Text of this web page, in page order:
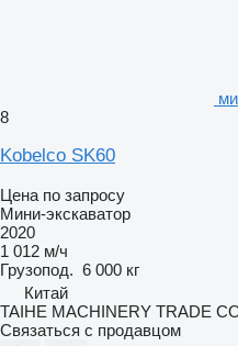
8
Kobelco SK60
Цена по запросу
Мини-экскаватор
2020
1 012 м/ч
Грузопод. 6 000 кг
Китай
TAIHE MACHINERY TRADE
Связаться с продавцом